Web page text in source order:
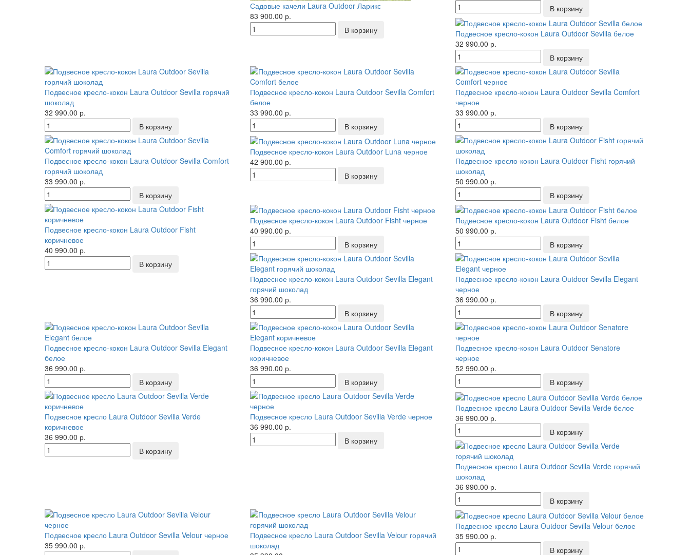
Садовые качели Laura Outdoor Ларикс
83 900.00 р.
Подвесное кресло-кокон Laura Outdoor Sevilla белое
32 990.00 р.
Подвесное кресло-кокон Laura Outdoor Sevilla горячий
шоколад
32 990.00 р.
Подвесное кресло-кокон Laura Outdoor Sevilla Comfort
белое
33 990.00 р.
Подвесное кресло-кокон Laura Outdoor Sevilla Comfort
черное
33 990.00 р.
Подвесное кресло-кокон Laura Outdoor Sevilla Comfort
горячий шоколад
33 990.00 р.
Подвесное кресло-кокон Laura Outdoor Luna черное
42 900.00 р.
Подвесное кресло-кокон Laura Outdoor Fisht горячий
шоколад
50 990.00 р.
Подвесное кресло-кокон Laura Outdoor Fisht
коричневое
40 990.00 р.
Подвесное кресло-кокон Laura Outdoor Fisht черное
40 990.00 р.
Подвесное кресло-кокон Laura Outdoor Fisht белое
50 990.00 р.
Подвесное кресло-кокон Laura Outdoor Sevilla Elegant
горячий шоколад
36 990.00 р.
Подвесное кресло-кокон Laura Outdoor Sevilla Elegant
черное
36 990.00 р.
Подвесное кресло-кокон Laura Outdoor Sevilla Elegant
белое
36 990.00 р.
Подвесное кресло-кокон Laura Outdoor Sevilla Elegant
коричневое
36 990.00 р.
Подвесное кресло-кокон Laura Outdoor Senatore
черное
52 990.00 р.
Подвесное кресло Laura Outdoor Sevilla Verde
коричневое
36 990.00 р.
Подвесное кресло Laura Outdoor Sevilla Verde черное
36 990.00 р.
Подвесное кресло Laura Outdoor Sevilla Verde белое
36 990.00 р.
Подвесное кресло Laura Outdoor Sevilla Verde горячий
шоколад
36 990.00 р.
Подвесное кресло Laura Outdoor Sevilla Velour черное
35 990.00 р.
Подвесное кресло Laura Outdoor Sevilla Velour горячий
шоколад
Подвесное кресло Laura Outdoor Sevilla Velour белое
35 990.00 р.